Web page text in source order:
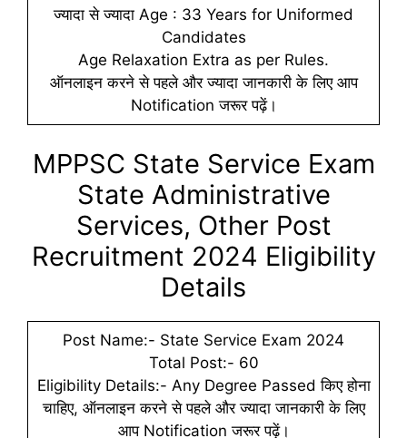
ज्यादा से ज्यादा Age : 33 Years for Uniformed
Candidates
Age Relaxation Extra as per Rules.
ऑनलाइन करने से पहले और ज्यादा जानकारी के लिए आप
Notification जरूर पढ़ें।
MPPSC State Service Exam
State Administrative
Services, Other Post
Recruitment 2024 Eligibility
Details
Post Name:- State Service Exam 2024
Total Post:- 60
Eligibility Details:- Any Degree Passed किए होना
चाहिए, ऑनलाइन करने से पहले और ज्यादा जानकारी के लिए
आप Notification जरूर पढ़ें।